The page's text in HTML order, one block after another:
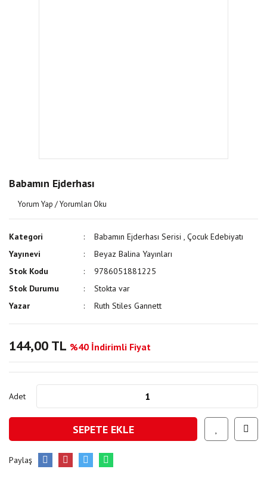
Babamın Ejderhası
Yorum Yap / Yorumları Oku
Kategori Babamın Ejderhası Serisi ,Çocuk Edebiyatı
Yayınevi
Beyaz Balina Yayınları
Stok Kodu
9786051881225
Stok Durumu
Stokta var
Yazar
Ruth Stiles Gannett
144,00 TL %40 İndirimli Fiyat
Adet
SEPETE EKLE
Paylaş